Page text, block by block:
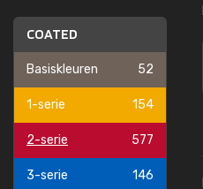
COATED
Basiskleuren 52
1-serie 154
2-serie 577
3-serie 146